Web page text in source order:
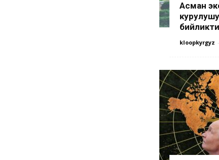
Асман
kloopkyrgyz -